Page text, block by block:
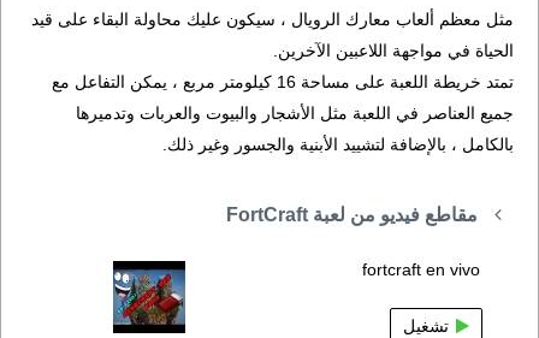
مثل معظم ألعاب معارك الرويال ، سيكون عليك محاولة البقاء على قيد
الحياة في مواجهة اللاعبين الآخرين.
تمتد خريطة اللعبة على مساحة 16 كيلومتر مربع ، يمكن التفاعل مع
جميع العناصر في اللعبة مثل الأشجار والبيوت والعربات وتدميرها
بالكامل ، بالإضافة لتشييد الأبنية والجسور وغير ذلك.
مقاطع فيديو من لعبة FortCraft
fortcraft en vivo
تشغيل